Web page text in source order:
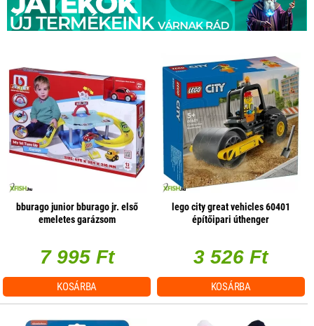
bburago junior bburago jr. első
emeletes garázsom
7 995 Ft
KOSÁRBA
lego city great vehicles 60401
építőipari úthenger
3 526 Ft
KOSÁRBA